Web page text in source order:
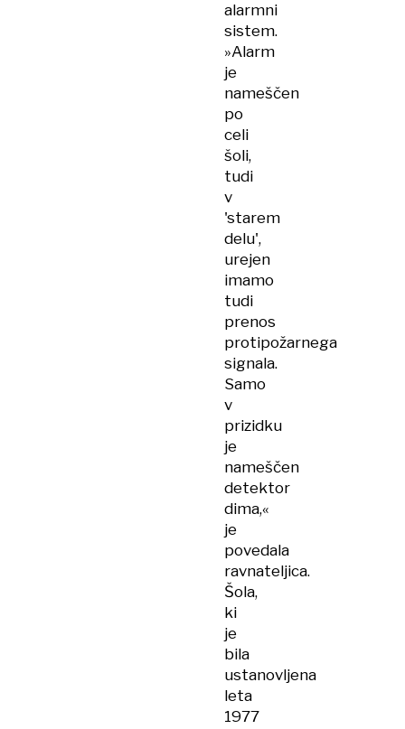
alarmni
sistem.
»Alarm
je
nameščen
po
celi
šoli,
tudi
v
'starem
delu',
urejen
imamo
tudi
prenos
protipožarnega
signala.
Samo
v
prizidku
je
nameščen
detektor
dima,«
je
povedala
ravnateljica.
Šola,
ki
je
bila
ustanovljena
leta
1977